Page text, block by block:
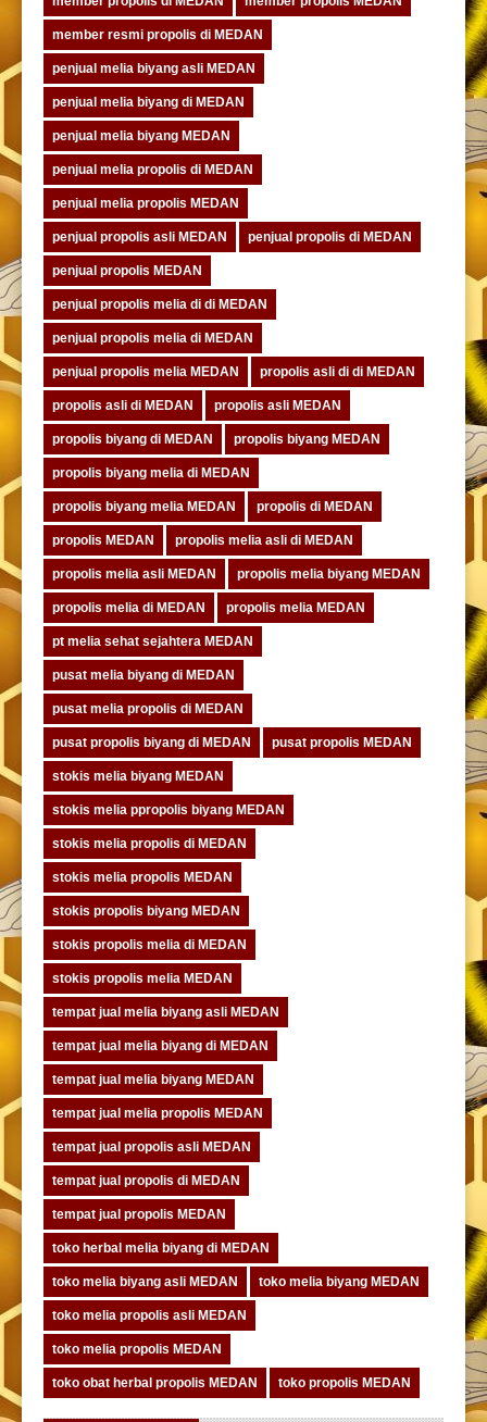
member resmi propolis di MEDAN
penjual melia biyang asli MEDAN
penjual melia biyang di MEDAN
penjual melia biyang MEDAN
penjual melia propolis di MEDAN
penjual melia propolis MEDAN
penjual propolis asli MEDAN penjual propolis di MEDAN
penjual propolis MEDAN
penjual propolis melia di di MEDAN
penjual propolis melia di MEDAN
penjual propolis melia MEDAN propolis asli di di MEDAN
propolis asli di MEDAN propolis asli MEDAN
propolis biyang di MEDAN propolis biyang MEDAN
propolis biyang melia di MEDAN
propolis biyang melia MEDAN propolis di MEDAN
propolis MEDAN propolis melia asli di MEDAN
propolis melia asli MEDAN propolis melia biyang MEDAN
propolis melia di MEDAN propolis melia MEDAN
pt melia sehat sejahtera MEDAN
pusat melia biyang di MEDAN
pusat melia propolis di MEDAN
pusat propolis biyang di MEDAN pusat propolis MEDAN
stokis melia biyang MEDAN
stokis melia ppropolis biyang MEDAN
stokis melia propolis di MEDAN
stokis melia propolis MEDAN
stokis propolis biyang MEDAN
stokis propolis melia di MEDAN
stokis propolis melia MEDAN
tempat jual melia biyang asli MEDAN
tempat jual melia biyang di MEDAN
tempat jual melia biyang MEDAN
tempat jual melia propolis MEDAN
tempat jual propolis asli MEDAN
tempat jual propolis di MEDAN
tempat jual propolis MEDAN
toko herbal melia biyang di MEDAN
toko melia biyang asli MEDAN toko melia biyang MEDAN
toko melia propolis asli MEDAN
toko melia propolis MEDAN
toko obat herbal propolis MEDAN toko propolis MEDAN